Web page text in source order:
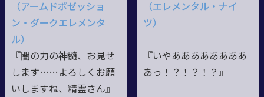
（アームドポゼッショ
ン・ダークエレメンタ
ル）
『闇の力の神髄、お見せ
します……よろしくお願
いしますね、精霊さん』
（エレメンタル・ナイ
ツ）
『いやああああああああ
あっ ！？！？！？』